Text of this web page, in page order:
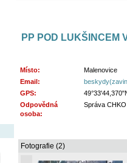
PP POD LUKŠINCEM
Místo:
Malenovice
Email:
GPS:
Odpovědná
osoba:
Správa
Fotografie (2)